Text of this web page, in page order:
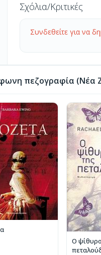
Σχόλια/Κριτικές
Συνδεθείτε για να
πεζογραφία (Νέα
Ο